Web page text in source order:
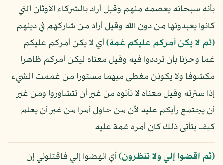
بأنه سبحانه يعصمه منهم وقيل أراد بالشركاء الأوثان التي
كانوا يعبدونها من دون الله وقيل أراد من شاركهم في دينهم
﴿ثم لا يكن أمركم عليكم غمة﴾أي لا يكن أمركم عليكم
غما وحزنا بأن ترددوا فيه وقيل معناه ليكن أمركم ظاهرا
مكشوفا ولا يكونن مغطى مبهما مستورا من غممت الشيء
إذا سترته وقيل معناه لا تأتوه من غير أن تتشاوروا ومن غير
أن يجتمع رأيكم عليه لأن من حاول أمرا من غير أن يعلم
كيف يتأتى ذلك كان أمره غمة عليه
﴿ثم اقضوا إلي ولا تنظرون﴾أي انهضوا إلي فاقتلوني إن